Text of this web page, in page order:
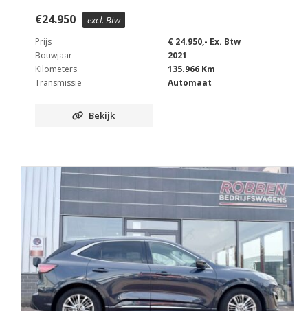
€24.950 excl. Btw
Prijs
€ 24.950,- Ex. Btw
Bouwjaar
2021
Kilometers
135.966 Km
Transmissie
Automaat
Bekijk